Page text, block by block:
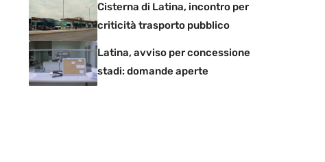
Cisterna di Latina, incontro per
criticità trasporto pubblico
Latina, avviso per concessione
stadi: domande aperte